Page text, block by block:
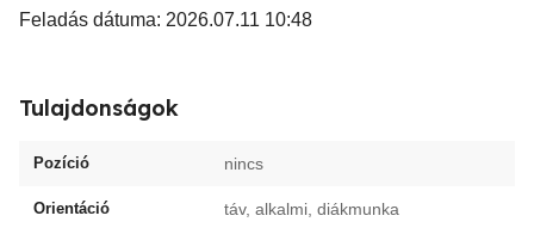
Feladás dátuma: 2026.07.11 10:48
Tulajdonságok
Pozíció nincs
Orientáció táv, alkalmi, diákmunka